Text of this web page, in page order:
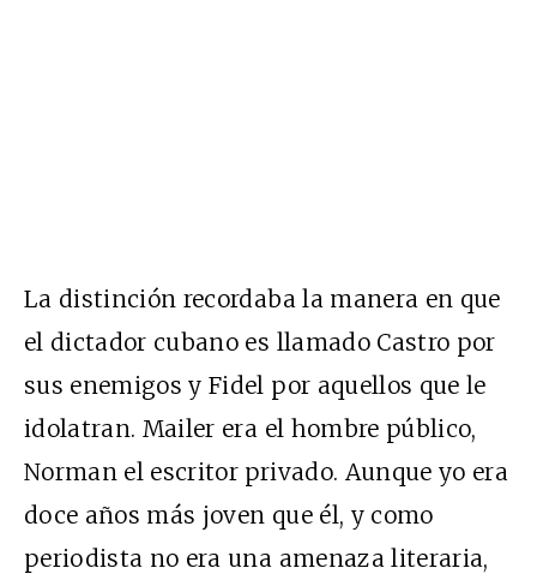
La distinción recordaba la manera en que
el dictador cubano es llamado Castro por
sus enemigos y Fidel por aquellos que le
idolatran. Mailer era el hombre público,
Norman el escritor privado. Aunque yo era
doce años más joven que él, y como
periodista no era una amenaza literaria,